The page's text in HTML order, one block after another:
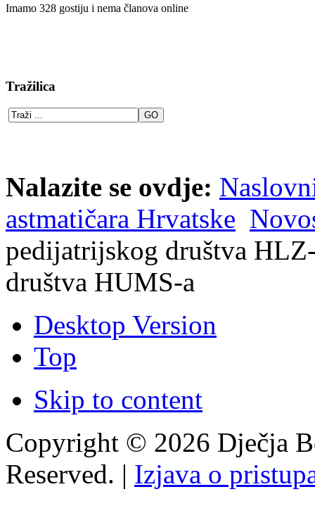
Imamo 328 gostiju i nema članova online
Tražilica
Nalazite se ovdje:
astmatičara Hrvatske
pedijatrijskog društva
društva HUMS-a
Desktop Version
Top
Skip to content
Copyright © 2026 Dječja
Reserved. | Izjava o